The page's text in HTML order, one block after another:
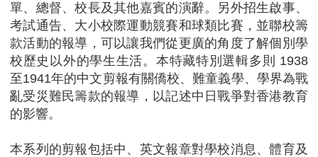
單、總督、校長及其他嘉賓的演辭。另外招生啟事、
考試通告、大小校際運動競賽和球類比賽，並聯校籌
款活動的報導，可以讓我們從更廣的角度了解個別學
校歷史以外的學生生活。本特藏特別選輯多則 1938
至1941年的中文剪報有關僑校、難童義學、學界為戰
亂受災難民籌款的報導，以記述中日戰爭對香港教育
的影響。
本系列的剪報包括中、英文報章對學校消息、體育及